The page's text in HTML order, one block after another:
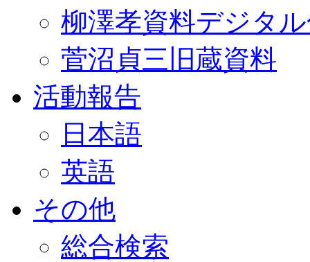
柳澤孝資料デジタ
菅沼貞三旧蔵資料
活動報告
日本語
英語
その他
総合検索